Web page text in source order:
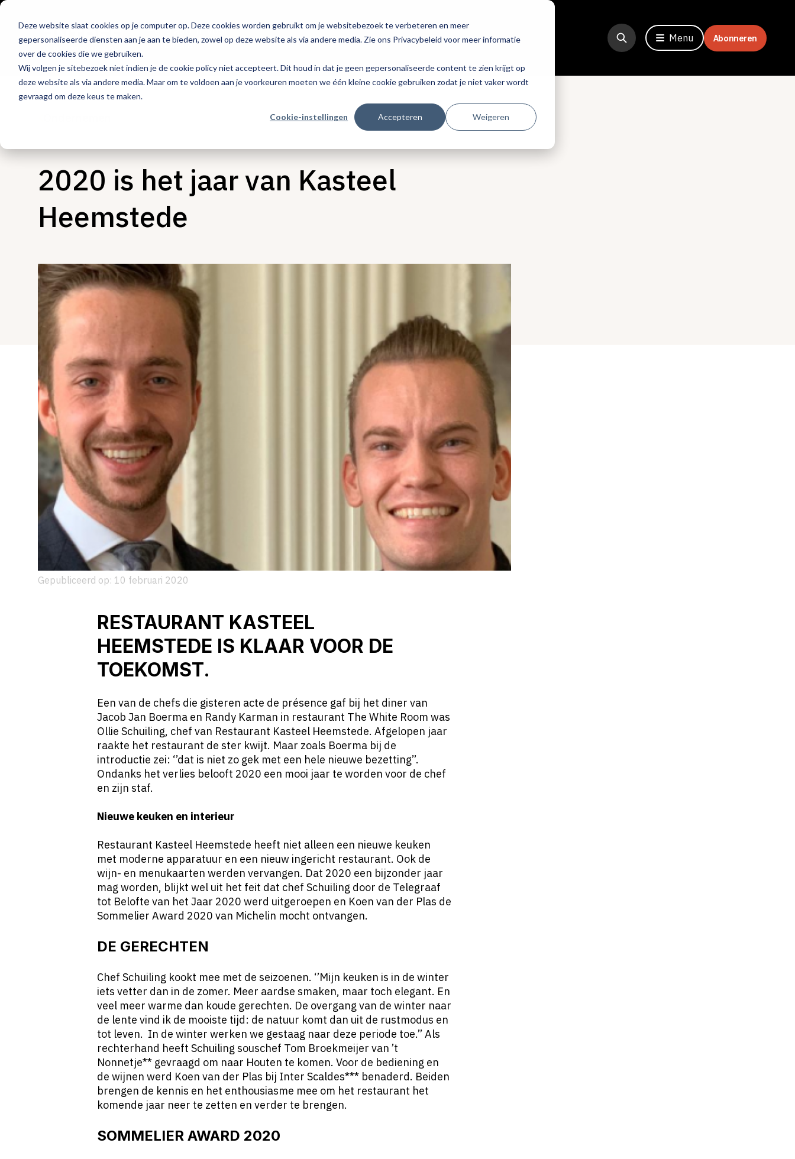
Deze website slaat cookies op je computer op. Deze cookies worden gebruikt om je websitebezoek te verbeteren en meer
gepersonaliseerde diensten aan je aan te bieden, zowel op deze website als via andere media. Zie ons Privacybeleid voor meer informatie
over de cookies die we gebruiken.
Wij volgen je sitebezoek niet indien je de cookie policy niet accepteert. Dit houd in dat je geen gepersonaliseerde content te zien krijgt op
deze website als via andere media. Maar om te voldoen aan je voorkeuren moeten we één kleine cookie gebruiken zodat je niet vaker wordt
gevraagd om deze keus te maken.
Cookie-instellingen Accepteren Weigeren
Hét platform voor
de horeca
Menu Abonneren
2020 is het jaar van Kasteel
Heemstede
Gepubliceerd op: 10 februari 2020
RESTAURANT KASTEEL
HEEMSTEDE IS KLAAR VOOR DE
TOEKOMST.
Een van de chefs die gisteren acte de présence gaf bij het diner van
Jacob Jan Boerma en Randy Karman in restaurant The White Room was
Ollie Schuiling, chef van Restaurant Kasteel Heemstede. Afgelopen jaar
raakte het restaurant de ster kwijt. Maar zoals Boerma bij de
introductie zei: ‘’dat is niet zo gek met een hele nieuwe bezetting’’.
Ondanks het verlies belooft 2020 een mooi jaar te worden voor de chef
en zijn staf.
Nieuwe keuken en interieur
Restaurant Kasteel Heemstede heeft niet alleen een nieuwe keuken
met moderne apparatuur en een nieuw ingericht restaurant. Ook de
wijn- en menukaarten werden vervangen. Dat 2020 een bijzonder jaar
mag worden, blijkt wel uit het feit dat chef Schuiling door de Telegraaf
tot Belofte van het Jaar 2020 werd uitgeroepen en Koen van der Plas de
Sommelier Award 2020 van Michelin mocht ontvangen.
DE GERECHTEN
Chef Schuiling kookt mee met de seizoenen. ‘’Mijn keuken is in de winter
iets vetter dan in de zomer. Meer aardse smaken, maar toch elegant. En
veel meer warme dan koude gerechten. De overgang van de winter naar
de lente vind ik de mooiste tijd: de natuur komt dan uit de rustmodus en
tot leven. In de winter werken we gestaag naar deze periode toe.’’ Als
rechterhand heeft Schuiling souschef Tom Broekmeijer van ’t
Nonnetje** gevraagd om naar Houten te komen. Voor de bediening en
de wijnen werd Koen van der Plas bij Inter Scaldes*** benaderd. Beiden
brengen de kennis en het enthousiasme mee om het restaurant het
komende jaar neer te zetten en verder te brengen.
SOMMELIER AWARD 2020